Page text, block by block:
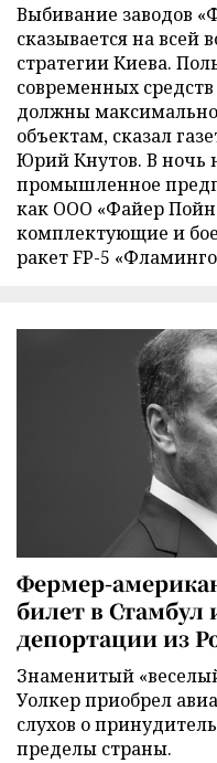
Выбивание заводов
сказывается на всей
стратегии Киева.
современных
должны
объектам, сказал
Юрий Кнутов. В ночь
промышленное
как ООО «Файер
комплектующие и
ракет FP-5
Фермер-
билет в Стамбул
депортации из
Знаменитый
Уолкер приобрел
слухов о
пределы страны.